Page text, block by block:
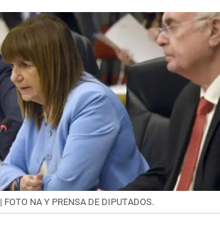
| FOTO NA Y PRENSA DE DIPUTADOS.